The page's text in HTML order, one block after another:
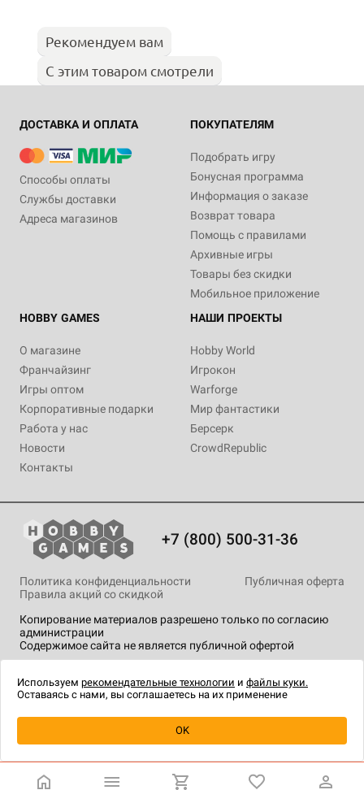
Купить| 1 890 ₽
Рекомендуем вам
С этим товаром смотрели
ДОСТАВКА И ОПЛАТА
Способы оплаты
Службы доставки
Адреса магазинов
ПОКУПАТЕЛЯМ
Подобрать игру
Бонусная программа
Информация о заказе
Возврат товара
Помощь с правилами
Архивные игры
Товары без скидки
Мобильное приложение
HOBBY GAMES
О магазине
Франчайзинг
Игры оптом
Корпоративные подарки
Работа у нас
Новости
Контакты
НАШИ ПРОЕКТЫ
Hobby World
Игрокон
Warforge
Мир фантастики
Берсерк
CrowdRepublic
+7 (800) 500-31-36
Копирование материалов разрешено только по согласию
администрации
Содержимое сайта не является публичной офертой
Политика конфиденциальности
Публичная оферта
Правила акций со скидкой
технологии.
Используем рекомендательные технологии и файлы куки.
Оставаясь с нами, вы соглашаетесь на их применение
OK